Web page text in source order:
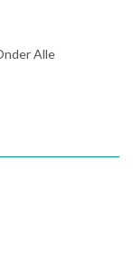
Alle